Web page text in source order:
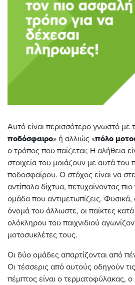
Αυτό είναι περισσότερο γνωστό με
ποδόσφαιρο» ή αλλιώς «πόλο
ο τρόπος που παίζεται; Η αλήθεια
στοιχεία του μοιάζουν με αυτά του
ποδοσφαίρου. Ο στόχος είναι να
αντίπαλα δίχτυα, πετυχαίνοντας
ομάδα που αντιμετωπίζεις.
όνομά του άλλωστε, οι παίκτες κατά
ολόκληρου του παιχνιδιού
μοτοσυκλέτες τους.
Οι δύο ομάδες απαρτίζονται από
Οι τέσσερις από αυτούς οδηγούν
πέμπτος είναι ο τερματοφύλακας, ο